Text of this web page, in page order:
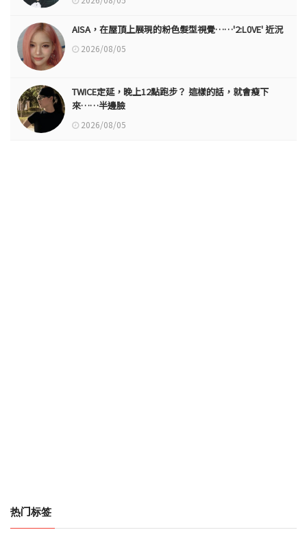
AISA，在屋頂上展現的粉色髮型視覺……'2:L0VE' 近況
2026/08/05
TWICE定延，晚上12點跑步？ 這樣的話，就會瘦下
來……半邊臉
2026/08/05
热门标签